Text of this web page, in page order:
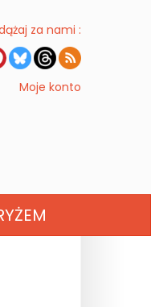
za nami :
Moje konto